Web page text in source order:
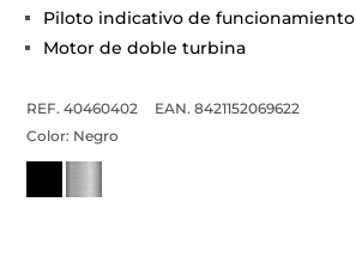
Piloto indicativo de funcionamiento
Motor de doble turbina
REF. 40460402
EAN. 8421152069622
Color: Negro